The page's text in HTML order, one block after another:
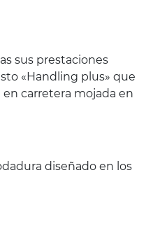
sus prestaciones
«Handling plus» que
carretera mojada en
diseñado en los